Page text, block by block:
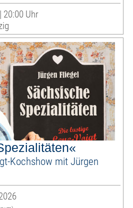
20:00 Uhr
Kochshow mit Jürgen